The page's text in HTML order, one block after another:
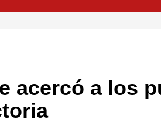
acercó a los